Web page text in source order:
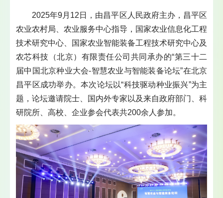
2025年9月12日，由昌平区人民政府主办，昌平区
农业农村局、农业服务中心指导，国家农业信息化工程
技术研究中心、国家农业智能装备工程技术研究中心及
农芯科技（北京）有限责任公司共同承办的“第三十二
届中国北京种业大会-智慧农业与智能装备论坛”在北京
昌平区成功举办。本次论坛以“科技驱动种业振兴”为主
题，论坛邀请院士、国内外专家以及来自政府部门、科
研院所、高校、企业参会代表共200余人参加。